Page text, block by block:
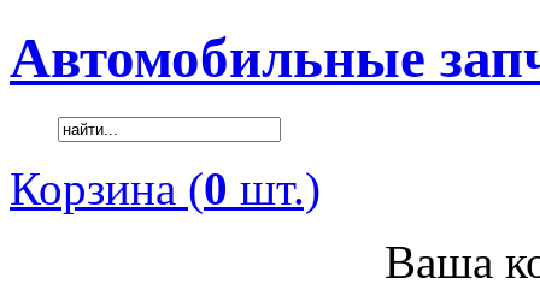
Автомобильные
Корзина (0 шт.)
Ваша